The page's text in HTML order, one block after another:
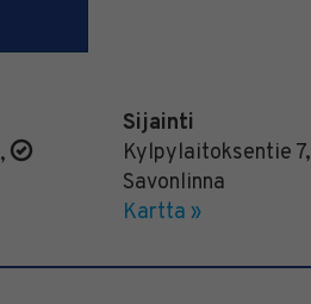
,
Sijainti
Kylpylaitoksentie 7,
Savonlinna
Kartta »